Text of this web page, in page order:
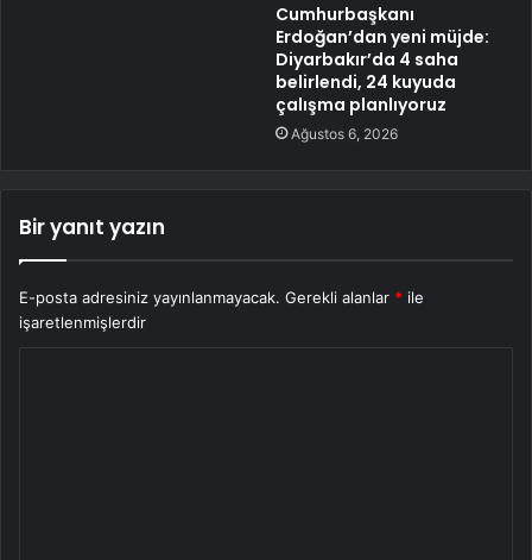
Cumhurbaşkanı
Erdoğan’dan yeni müjde:
Diyarbakır’da 4 saha
belirlendi, 24 kuyuda
çalışma planlıyoruz
Ağustos 6, 2026
Bir yanıt yazın
E-posta adresiniz yayınlanmayacak. Gerekli alanlar * ile
işaretlenmişlerdir